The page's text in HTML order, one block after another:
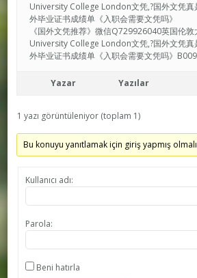
University College London文凭,?国外文凭真
外毕业证书成绩单《入职会需要文凭吗》
《国外文凭推荐》微信Q729926040英国伦
University College London文凭,?国外文凭真
外毕业证书成绩单《入职会需要文凭吗》
Yazar Yazılar
1 yazı görüntüleniyor (toplam 1)
Bu konuyu yanıtlamak için giriş yapmış
Kullanıcı adı:
Parola:
Beni hatırla